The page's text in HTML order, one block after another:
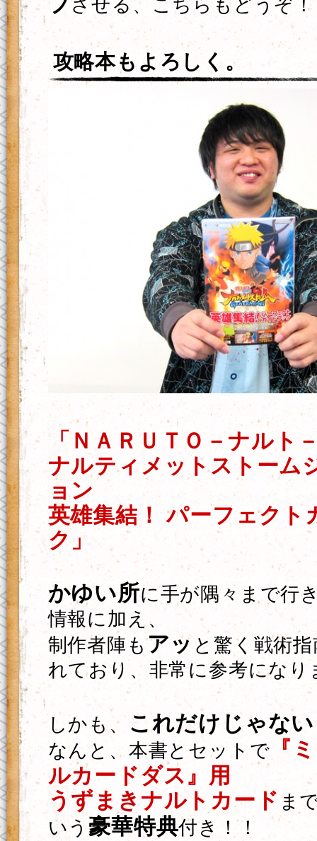
させる、こちらもどうぞ！
攻略本もよろしく。
「ＮＡＲＵＴＯ－ナルト
ナルティメットストーム
ョン
英雄集結！ パーフェクト
ク」
かゆい所に手が隅々まで行
情報に加え、
制作者陣もアッ と驚く戦術
れており、非常に参考になり
しかも、 これだけじゃな
なんと、本書とセットで 『
ルカードダス』用
うずまきナルトカード ま
いう豪華特典付き！！